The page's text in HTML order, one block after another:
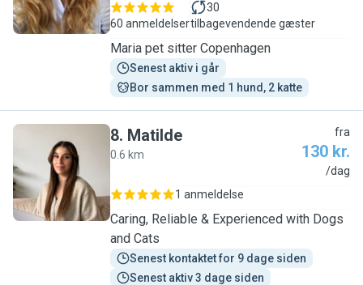
60 anmeldelser
30
tilbagevendende gæster
Maria pet sitter Copenhagen
Senest aktiv i går
Bor sammen med 1 hund, 2 katte
M
8. Matilde
0.6 km
fra
130 kr.
/dag
1 anmeldelse
Caring, Reliable & Experienced with Dogs
and Cats
Senest kontaktet for 9 dage siden
Senest aktiv 3 dage siden